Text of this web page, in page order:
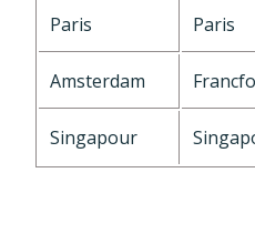
Paris Paris
Amsterdam
Singapour